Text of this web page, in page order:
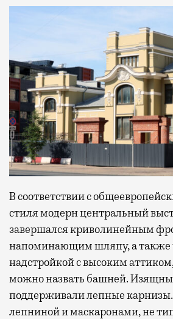
В соответствии с
стиля модерн центральный
завершался криволинейным
напоминающим шляпу, а также
надстройкой с высоким
можно назвать башней.
поддерживали лепные
лепниной и маскаронами, не